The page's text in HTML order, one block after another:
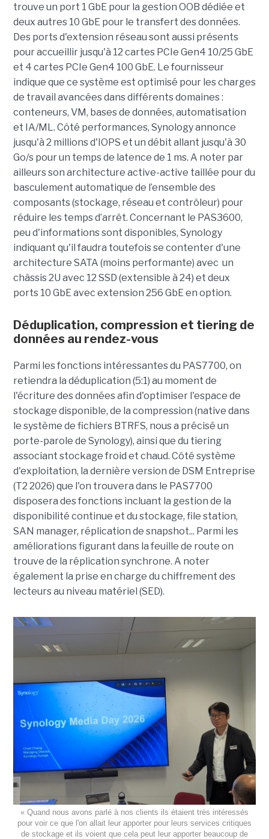
trouve un port 1 GbE pour la gestion OOB dédiée et
deux autres 10 GbE pour le transfert des données.
Des ports d'extension réseau sont aussi présents
pour accueillir jusqu'à 12 cartes PCIe Gen4 10/25 GbE
et 4 cartes PCIe Gen4 100 GbE. Le fournisseur
indique que ce système est optimisé pour les charges
de travail avancées dans différents domaines :
conteneurs, VM, bases de données, automatisation
et IA/ML. Côté performances, Synology annonce
jusqu'à 2 millions d'IOPS et un débit allant jusqu'à 30
Go/s pour un temps de latence de 1 ms. A noter par
ailleurs son architecture active-active taillée pour du
basculement automatique de l’ensemble des
composants (stockage, réseau et contrôleur) pour
réduire les temps d’arrêt. Concernant le PAS3600,
peu d'informations sont disponibles, Synology
indiquant qu'il faudra toutefois se contenter d'une
architecture SATA (moins performante) avec un
châssis 2U avec 12 SSD (extensible à 24) et deux
ports 10 GbE avec extension 256 GbE en option.
Déduplication, compression et tiering de
données au rendez-vous
Parmi les fonctions intéressantes du PAS7700, on
retiendra la déduplication (5:1) au moment de
l'écriture des données afin d'optimiser l'espace de
stockage disponible, de la compression (native dans
le système de fichiers BTRFS, nous a précisé un
porte-parole de Synology), ainsi que du tiering
associant stockage froid et chaud. Côté système
d'exploitation, la dernière version de DSM Entreprise
(T2 2026) que l'on trouvera dans le PAS7700
disposera des fonctions incluant la gestion de la
disponibilité continue et du stockage, file station,
SAN manager, réplication de snapshot... Parmi les
améliorations figurant dans la feuille de route on
trouve de la réplication synchrone. A noter
également la prise en charge du chiffrement des
lecteurs au niveau matériel (SED).
« Quand nous avons parlé à nos clients ils étaient très intéressés
pour voir ce que l'on allait leur apporter pour leurs services critiques
de stockage et ils voient que cela peut leur apporter beaucoup de